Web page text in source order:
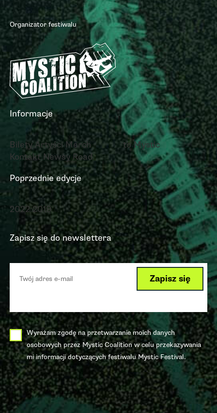
Organizator festiwalu
Informacje
Bilety Artyści Merch
Kontakt Newsy Road
to Mystic
Poprzednie edycje
2022 2019
Zapisz się do newslettera
Wyrażam zgodę na przetwarzanie moich danych
osobowych przez Mystic Coalition w celu przekazywania
mi informacji dotyczących festiwalu Mystic Festival.